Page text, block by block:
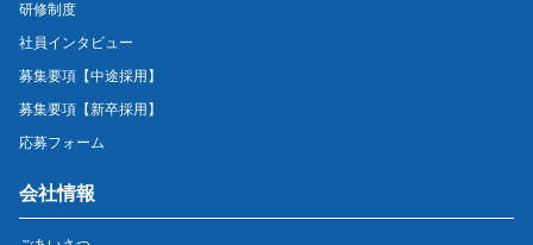
研修制度
社員インタビュー
募集要項【中途採用】
募集要項【新卒採用】
応募フォーム
会社情報